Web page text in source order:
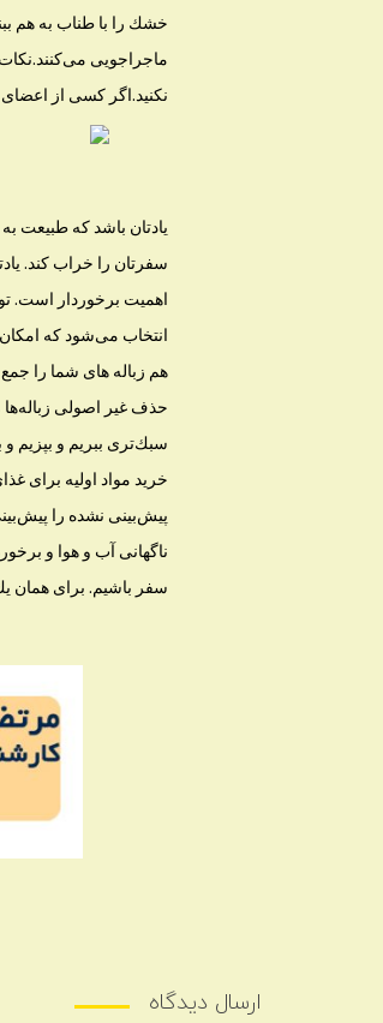
خشك را با طناب به هم
ماجراجویی
نكنید.اگر كسی از اعضای
یادتان باشد كه طبیعت
سفرتان را خراب كند.
اهمیت برخوردار است.
انتخاب می‌شود كه امكان
هم زباله های شما را جمع
حذف غیر اصولی
سبك‌تری ببریم و بپزیم
خرید مواد اولیه برای
پیش‌بینی نشده را
ناگهانی آب و هوا و
سفر باشیم. برای همان
ارسال دیدگاه